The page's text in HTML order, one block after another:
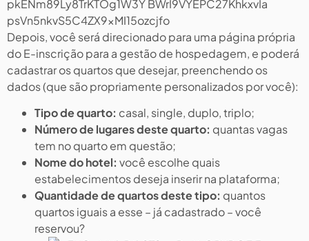
Depois, você será direcionado para uma página própria
do E-inscrição para a gestão de hospedagem, e poderá
cadastrar os quartos que desejar, preenchendo os
dados (que são propriamente personalizados por você):
Tipo de quarto: casal, single, duplo, triplo;
Número de lugares deste quarto: quantas vagas
tem no quarto em questão;
Nome do hotel: você escolhe quais
estabelecimentos deseja inserir na plataforma;
Quantidade de quartos deste tipo: quantos
quartos iguais a esse – já cadastrado – você
reservou?